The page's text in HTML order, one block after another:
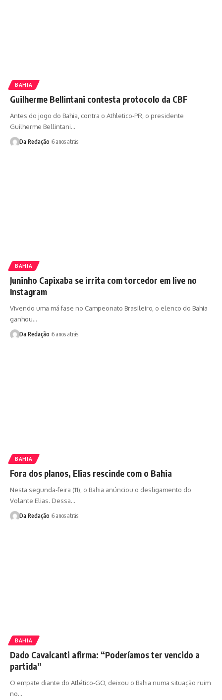
BAHIA
Guilherme Bellintani contesta protocolo da CBF
Antes do jogo do Bahia, contra o Athletico-PR, o presidente
Guilherme Bellintani…
Da Redação 6 anos atrás
BAHIA
Juninho Capixaba se irrita com torcedor em live no
Instagram
Vivendo uma má fase no Campeonato Brasileiro, o elenco do Bahia
ganhou…
Da Redação 6 anos atrás
BAHIA
Fora dos planos, Elias rescinde com o Bahia
Nesta segunda-feira (11), o Bahia anúnciou o desligamento do
Volante Elias. Dessa…
Da Redação 6 anos atrás
BAHIA
Dado Cavalcanti afirma: “Poderíamos ter vencido a
partida”
O empate diante do Atlético-GO, deixou o Bahia numa situação ruim
no…